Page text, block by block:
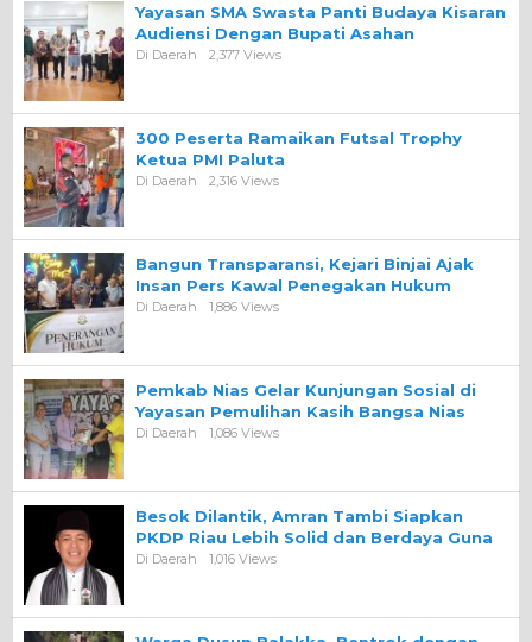
Yayasan SMA Swasta Panti Budaya Kisaran
Audiensi Dengan Bupati Asahan
Di Daerah 2,377 Views
300 Peserta Ramaikan Futsal Trophy
Ketua PMI Paluta
Di Daerah 2,316 Views
Bangun Transparansi, Kejari Binjai Ajak
Insan Pers Kawal Penegakan Hukum
Di Daerah 1,886 Views
Pemkab Nias Gelar Kunjungan Sosial di
Yayasan Pemulihan Kasih Bangsa Nias
Di Daerah 1,086 Views
Besok Dilantik, Amran Tambi Siapkan
PKDP Riau Lebih Solid dan Berdaya Guna
Di Daerah 1,016 Views